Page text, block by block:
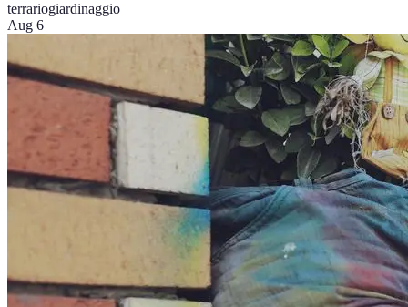
terrariogiardinaggio
Aug 6